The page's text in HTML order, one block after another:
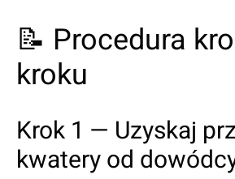
📝 Procedura
kroku
Krok 1 — Uzyskaj
kwatery od